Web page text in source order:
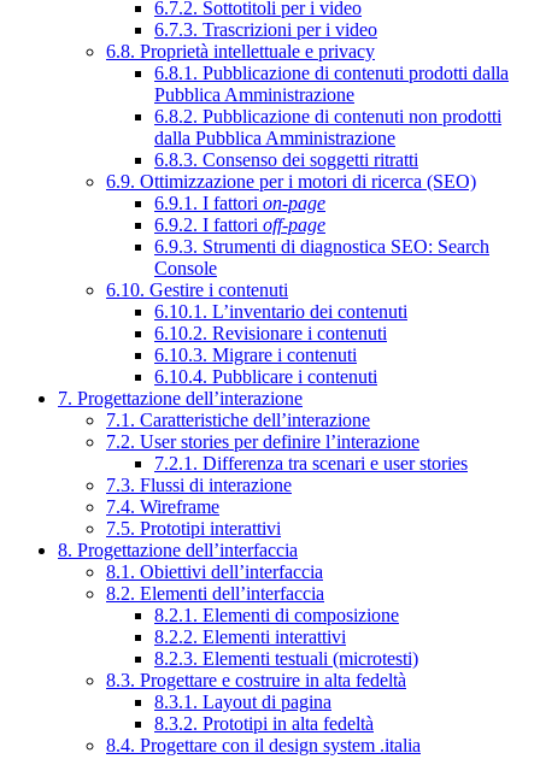
6.7.2. Sottotitoli per i video
6.7.3. Trascrizioni per i video
6.8. Proprietà intellettuale e privacy
6.8.1. Pubblicazione di contenuti prodotti dalla
Pubblica Amministrazione
6.8.2. Pubblicazione di contenuti non prodotti
dalla Pubblica Amministrazione
6.8.3. Consenso dei soggetti ritratti
6.9. Ottimizzazione per i motori di ricerca (SEO)
6.9.1. I fattori on-page
6.9.2. I fattori off-page
6.9.3. Strumenti di diagnostica SEO: Search
Console
6.10. Gestire i contenuti
6.10.1. L’inventario dei contenuti
6.10.2. Revisionare i contenuti
6.10.3. Migrare i contenuti
6.10.4. Pubblicare i contenuti
7. Progettazione dell’interazione
7.1. Caratteristiche dell’interazione
7.2. User stories per definire l’interazione
7.2.1. Differenza tra scenari e user stories
7.3. Flussi di interazione
7.4. Wireframe
7.5. Prototipi interattivi
8. Progettazione dell’interfaccia
8.1. Obiettivi dell’interfaccia
8.2. Elementi dell’interfaccia
8.2.1. Elementi di composizione
8.2.2. Elementi interattivi
8.2.3. Elementi testuali (microtesti)
8.3. Progettare e costruire in alta fedeltà
8.3.1. Layout di pagina
8.3.2. Prototipi in alta fedeltà
8.4. Progettare con il design system .italia